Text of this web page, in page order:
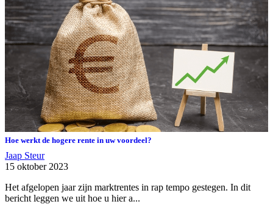
Hoe werkt de hogere rente in uw voordeel?
Jaap Steur
15 oktober 2023
Het afgelopen jaar zijn marktrentes in rap tempo gestegen. In dit
bericht leggen we uit hoe u hier a...